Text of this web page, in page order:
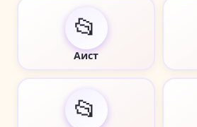
📂
Аист
📂